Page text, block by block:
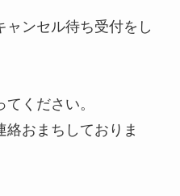
ャンセル待ち受付をし
てください。
絡おまちしておりま